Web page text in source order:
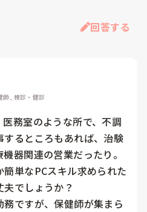
回答する
師, 検診・健診
務室のような所で、不調
るところもあれば、治験
器関連の営業だったり。
単なPCスキル求められた
でしょうか？
ですが、保健師が集まら